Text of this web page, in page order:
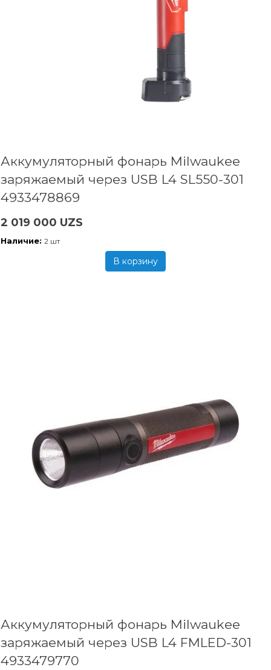
Аккумуляторный фонарь Milwaukee
заряжаемый через USB L4 SL550-301
4933478869
2 019 000 UZS
Наличие: 2 шт
В корзину
Аккумуляторный фонарь Milwaukee
заряжаемый через USB L4 FMLED-301
4933479770